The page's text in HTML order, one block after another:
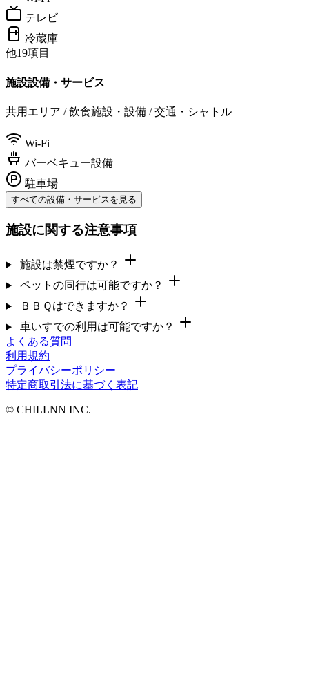
テレビ
冷蔵庫
他19項目
施設設備・サービス
共用エリア / 飲食施設・設備 / 交通・シャトル
Wi-Fi
バーベキュー設備
駐車場
すべての設備・サービスを見る
施設に関する注意事項
施設は禁煙ですか？
ペットの同行は可能ですか？
ＢＢＱはできますか？
車いすでの利用は可能ですか？
よくある質問
利用規約
プライバシーポリシー
特定商取引法に基づく表記
©︎ CHILLNN INC.